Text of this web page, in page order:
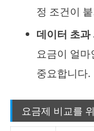
정 조건이
데이터 초
요금이 얼마
중요합니다.
요금제 비교를